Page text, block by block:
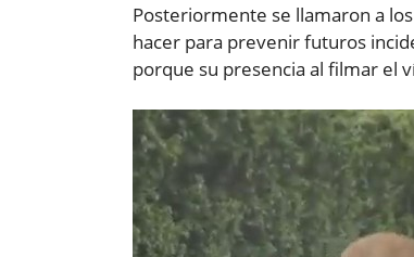
Posteriormente se llamaron a
hacer para prevenir futuros
porque su presencia al filmar el